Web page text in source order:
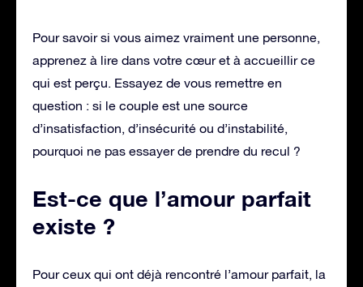
Pour savoir si vous aimez vraiment une personne,
apprenez à lire dans votre cœur et à accueillir ce
qui est perçu. Essayez de vous remettre en
question : si le couple est une source
d’insatisfaction, d’insécurité ou d’instabilité,
pourquoi ne pas essayer de prendre du recul ?
Est-ce que l’amour parfait
existe ?
Pour ceux qui ont déjà rencontré l’amour parfait, la